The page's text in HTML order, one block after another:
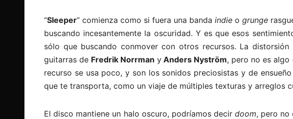
“Sleeper” comienza como si fuera una bandaindieogrunge
buscando incesantemente la oscuridad. Y es que esos
sólo que buscando conmover con otros recursos. La
guitarras de Fredrik Norrman yAnders Nyström, pero no es algo
recurso se usa poco, y son los sonidos preciosistas y de
que te transporta, como un viaje de múltiples texturas y arreglos
El disco mantiene un halo oscuro, podríamos decir doom, pero no